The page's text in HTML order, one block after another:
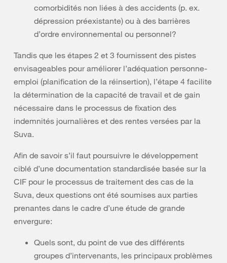
comorbidités non liées à des accidents (p. ex.
dépression préexistante) ou à des barrières
d’ordre environnemental ou personnel?
Tandis que les étapes 2 et 3 fournissent des pistes
envisageables pour améliorer l’adéquation personne-
emploi (planification de la réinsertion), l’étape 4 facilite
la détermination de la capacité de travail et de gain
nécessaire dans le processus de fixation des
indemnités journalières et des rentes versées par la
Suva.
Afin de savoir s’il faut poursuivre le développement
ciblé d’une documentation standardisée basée sur la
CIF pour le processus de traitement des cas de la
Suva, deux questions ont été soumises aux parties
prenantes dans le cadre d’une étude de grande
envergure:
Quels sont, du point de vue des différents
groupes d’intervenants, les principaux problèmes